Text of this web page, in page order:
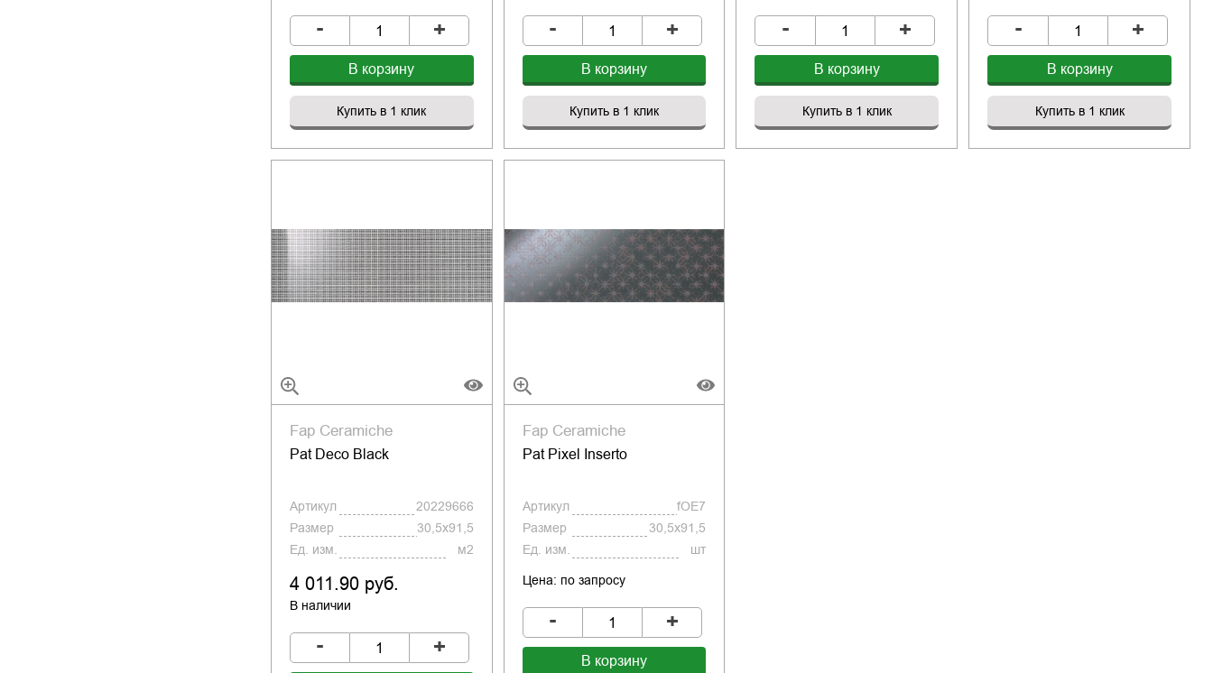
- +
В корзину
Купить в 1 клик
- +
В корзину
Купить в 1 клик
- +
В корзину
Купить в 1 клик
- +
В корзину
Купить в 1 клик
Fap Ceramiche
Pat Deco Black
Артикул
20229666
Размер
30,5x91,5
Ед. изм.
м2
4 011.90 руб.
В наличии
- +
Fap Ceramiche
Pat Pixel Inserto
Артикул
fOE7
Размер
30,5x91,5
Ед. изм.
шт
Цена: по запросу
- +
В корзину